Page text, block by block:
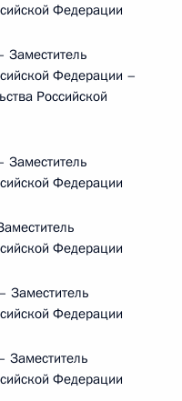
Федерации
Федерации –
Российской
Заместитель
Федерации
Федерации
Заместитель
Федерации
Заместитель
Федерации